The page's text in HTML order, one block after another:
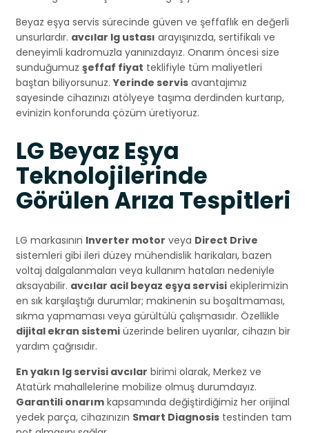
Beyaz eşya servis sürecinde güven ve şeffaflık en değerli
unsurlardır. avcılar lg ustası arayışınızda, sertifikalı ve
deneyimli kadromuzla yanınızdayız. Onarım öncesi size
sunduğumuz şeffaf fiyat teklifiyle tüm maliyetleri
baştan biliyorsunuz.Yerinde servis avantajımız
sayesinde cihazınızı atölyeye taşıma derdinden kurtarıp,
evinizin konforunda çözüm üretiyoruz.
LG Beyaz Eşya
Teknolojilerinde
Görülen Arıza Tespitleri
LG markasının Inverter motor veya Direct Drive
sistemleri gibi ileri düzey mühendislik harikaları, bazen
voltaj dalgalanmaları veya kullanım hataları nedeniyle
aksayabilir. avcılar acil beyaz eşya servisi ekiplerimizin
en sık karşılaştığı durumlar; makinenin su boşaltmaması,
sıkma yapmaması veya gürültülü çalışmasıdır. Özellikle
dijital ekran sistemi üzerinde beliren uyarılar, cihazın bir
yardım çağrısıdır.
En yakın lg servisi avcılar birimi olarak, Merkez ve
Atatürk mahallelerine mobilize olmuş durumdayız.
Garantili onarım kapsamında değiştirdiğimiz her orijinal
yedek parça, cihazınızın Smart Diagnosis testinden tam